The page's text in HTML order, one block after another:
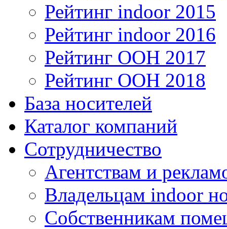
Рейтинг indoor 2015
Рейтинг indoor 2016
Рейтинг OOH 2017
Рейтинг OOH 2018
База носителей
Каталог компаний
Сотрудничество
Агентствам и
Владельцам indoor
Собственникам